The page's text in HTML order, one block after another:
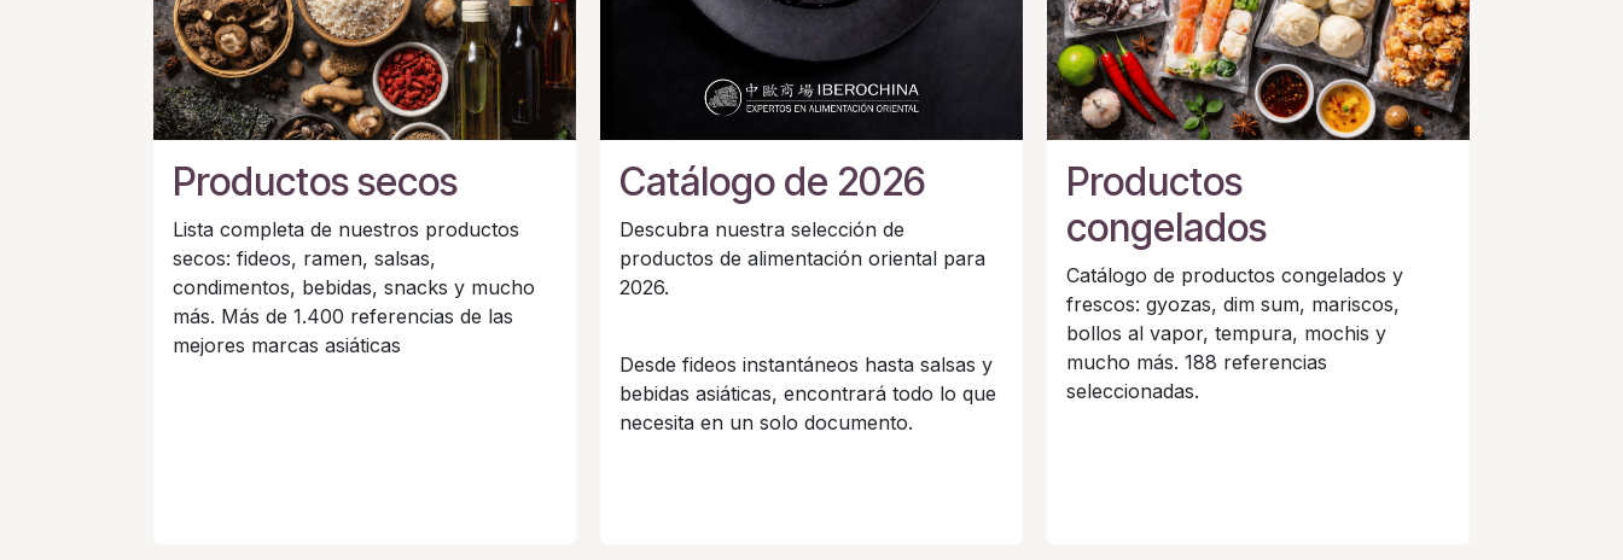
Productos
congelados
Catálogo de productos congelados y
frescos: gyozas, dim sum, mariscos,
bollos al vapor, tempura, mochis y
mucho más. 188 referencias
seleccionadas.
Catálogo de 2026
Descubra nuestra selección de
productos de alimentación oriental para
2026.
Desde fideos instantáneos hasta salsas y
bebidas asiáticas, encontrará todo lo que
necesita en un solo documento.
Productos secos
Lista completa de nuestros productos
secos: fideos, ramen, salsas,
condimentos, bebidas, snacks y mucho
más. Más de 1.400 referencias de las
mejores marcas asiáticas